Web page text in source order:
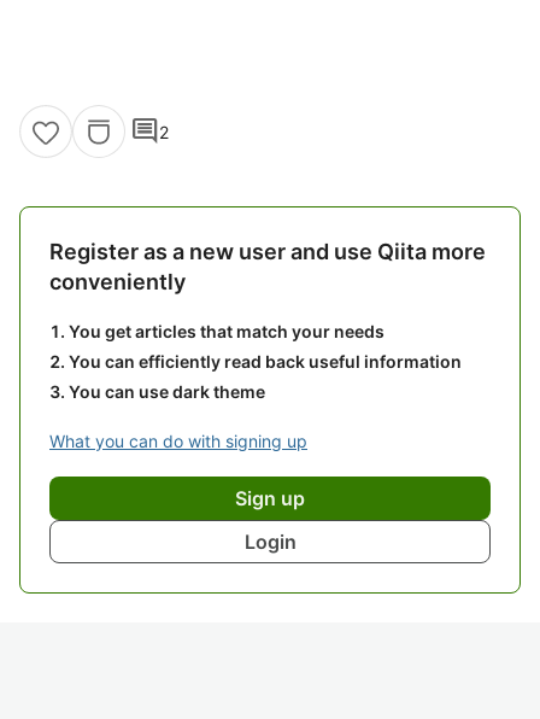
comment2
Register as a new user and use Qiita more
conveniently
You get articles that match your needs
You can efficiently read back useful information
You can use dark theme
What you can do with signing up
Sign up
Login